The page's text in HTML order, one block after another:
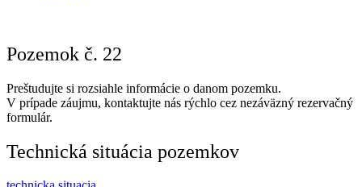
Pozemok č. 22
Preštudujte si rozsiahle informácie o danom pozemku.
V prípade záujmu, kontaktujte nás rýchlo cez nezáväzný rezervačný
formulár.
Technická situácia pozemkov